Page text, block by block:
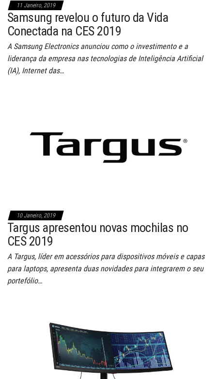
11 Janeiro, 2019
Samsung revelou o futuro da Vida
Conectada na CES 2019
A Samsung Electronics anunciou como o investimento e a
liderança da empresa nas tecnologias de Inteligência Artificial
(IA), Internet das…
10 Janeiro, 2019
Targus apresentou novas mochilas no
CES 2019
A Targus, líder em acessórios para dispositivos móveis e capas
para laptops, apresenta duas novidades para integrarem o seu
portefólio…